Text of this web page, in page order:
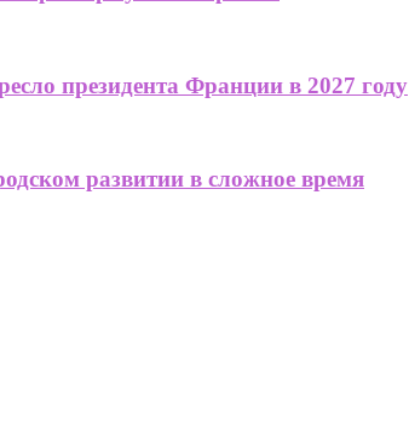
президента Франции в 2027 году
развитии в сложное время